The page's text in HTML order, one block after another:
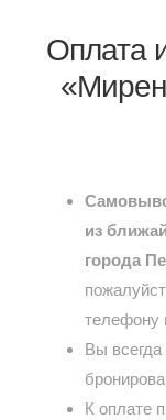
Оплата
из
города
телефону
Вы всегда
К оплате